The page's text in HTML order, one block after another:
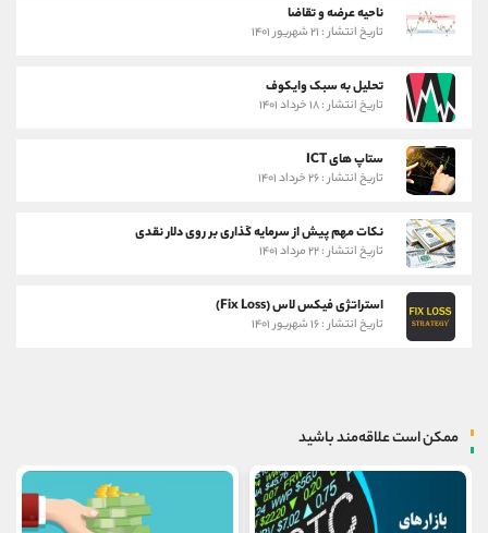
ناحیه عرضه و تقاضا
تاریخ انتشار : ۲۱ شهریور ۱۴۰۱
تحلیل به سبک وایکوف
تاریخ انتشار : ۱۸ خرداد ۱۴۰۱
ستاپ های ICT
تاریخ انتشار : ۲۶ خرداد ۱۴۰۱
نکات مهم پیش از سرمایه گذاری بر روی دلار نقدی
تاریخ انتشار : ۲۲ مرداد ۱۴۰۱
استراتژی فیکس لاس (Fix Loss)
تاریخ انتشار : ۱۶ شهریور ۱۴۰۱
ممکن است علاقه‌مند باشید